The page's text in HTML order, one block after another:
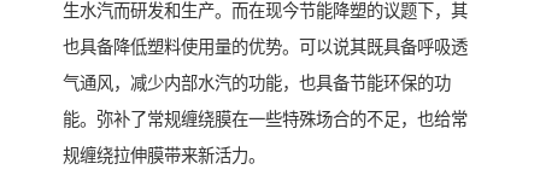
生水汽而研发和生产。而在现今节能降塑的议题下，其
也具备降低塑料使用量的优势。可以说其既具备呼吸透
气通风，减少内部水汽的功能，也具备节能环保的功
能。弥补了常规缠绕膜在一些特殊场合的不足，也给常
规缠绕拉伸膜带来新活力。